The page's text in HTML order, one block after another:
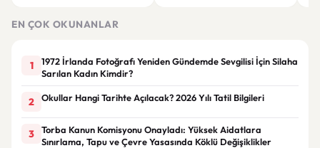
EN ÇOK OKUNANLAR
1
1972 İrlanda Fotoğrafı Yeniden Gündemde Sevgilisi İçin Silaha
Sarılan Kadın Kimdir?
2 Okullar Hangi Tarihte Açılacak? 2026 Yılı Tatil Bilgileri
3
Torba Kanun Komisyonu Onayladı: Yüksek Aidatlara
Sınırlama, Tapu ve Çevre Yasasında Köklü Değişiklikler